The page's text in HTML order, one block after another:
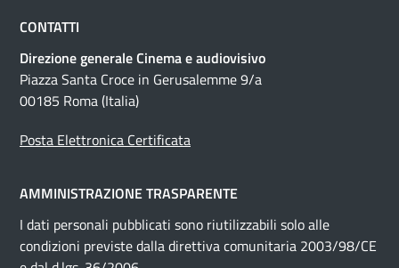
CONTATTI
Direzione generale Cinema e audiovisivo
Piazza Santa Croce in Gerusalemme 9/a
00185 Roma (Italia)
Posta Elettronica Certificata
AMMINISTRAZIONE TRASPARENTE
I dati personali pubblicati sono riutilizzabili solo alle
condizioni previste dalla direttiva comunitaria 2003/98/CE